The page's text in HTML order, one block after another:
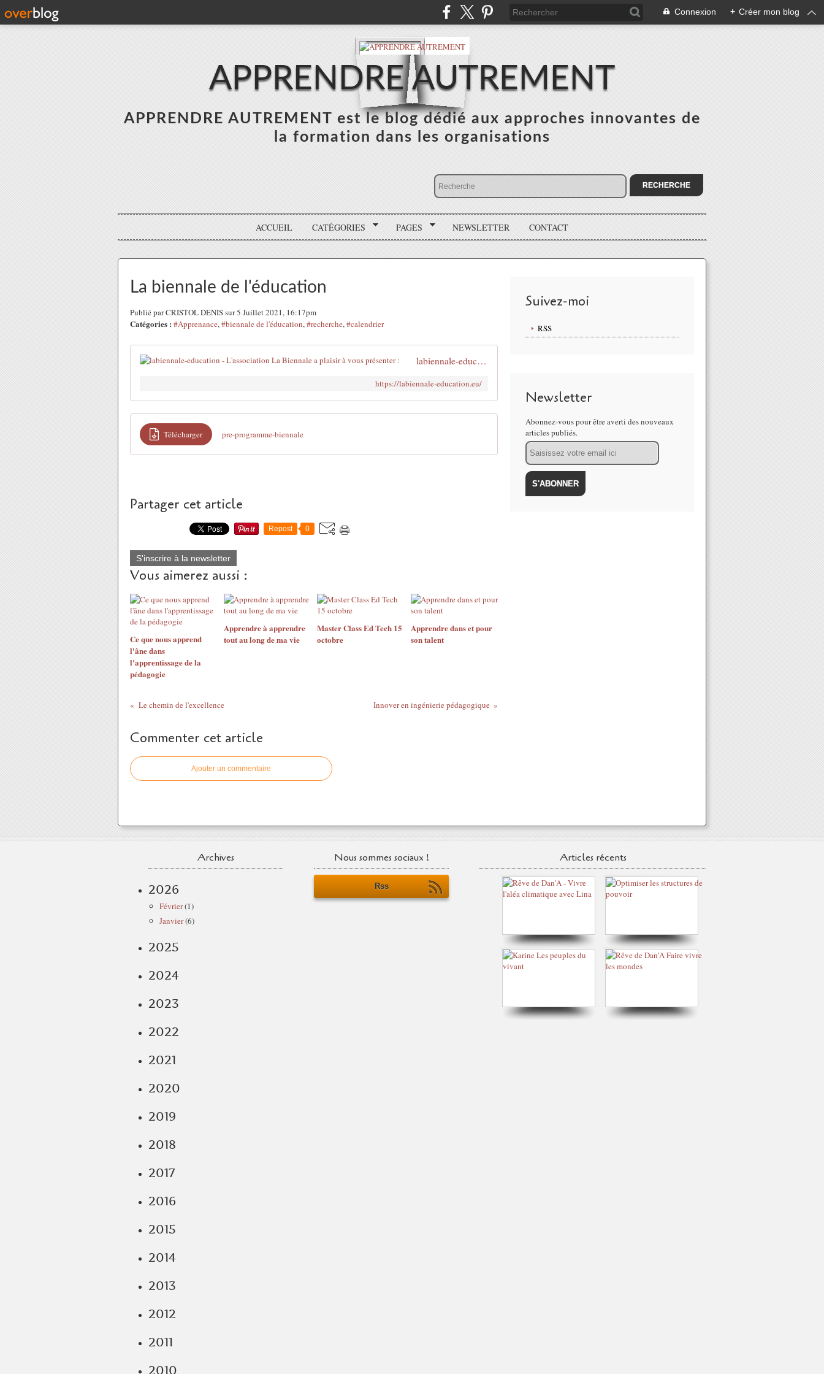
Connexion + Créer mon blog
APPRENDRE AUTREMENT
APPRENDRE AUTREMENT est le blog dédié aux approches innovantes de
la formation dans les organisations
ACCUEIL CATÉGORIES PAGES NEWSLETTER CONTACT
La biennale de l'éducation
Publié par CRISTOL DENIS sur 5 Juillet 2021, 16:17pm
Catégories : #Apprenance,#biennale de l'éducation,#recherche,#calendrier
labiennale-education - L'association La Biennale a plaisir à vous présenter :
https://labiennale-education.eu/
Télécharger pre-programme-biennale
Partager cet article
Repost 0
S'inscrire à la newsletter
Vous aimerez aussi :
Ce que nous apprend
l'âne dans
l'apprentissage de la
pédagogie
Apprendre à apprendre
tout au long de ma vie
Master Class Ed Tech 15
octobre
Apprendre dans et pour
son talent
Le chemin de l'excellence Innover en ingénierie pédagogique
Commenter cet article
Ajouter un commentaire
Suivez-moi
RSS
Newsletter
Abonnez-vous pour être averti des nouveaux
articles publiés.
Email
Archives
2026
Février(1)
Janvier(6)
2025
2024
2023
2022
2021
2020
2019
2018
2017
2016
2015
2014
2013
2012
2011
2010
Nous sommes sociaux !
Rss
Articles récents